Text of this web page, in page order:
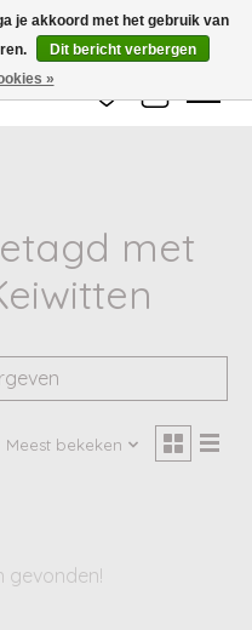
25 januari. Houd er rekening mee
langer kan zijn dan
Verlanglijst
met
Meest bekeken
gevonden!
je akkoord met het gebruik van
Dit bericht verbergen
»